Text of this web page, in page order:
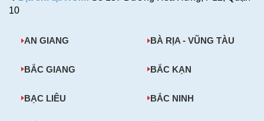
10
AN GIANG BÀ RỊA - VŨNG TÀU
BẮC GIANG BẮC KẠN
BẠC LIÊU BẮC NINH